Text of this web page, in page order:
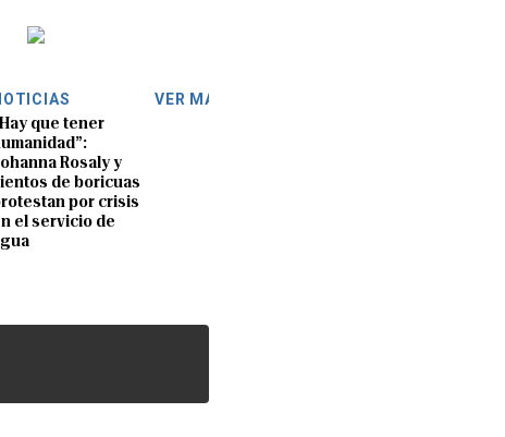
que tener
Rosaly y
de boricuas
por crisis
el servicio de
VER MÁS